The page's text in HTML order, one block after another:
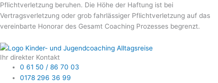
Pflichtverletzung beruhen. Die Höhe der Haftung ist bei
Vertragsverletzung oder grob fahrlässiger Pflichtverletzung auf das
vereinbarte Honorar des Gesamt Coaching Prozesses begrenzt.
Ihr direkter Kontakt
0 61 50 / 86 70 03
0178 296 36 99